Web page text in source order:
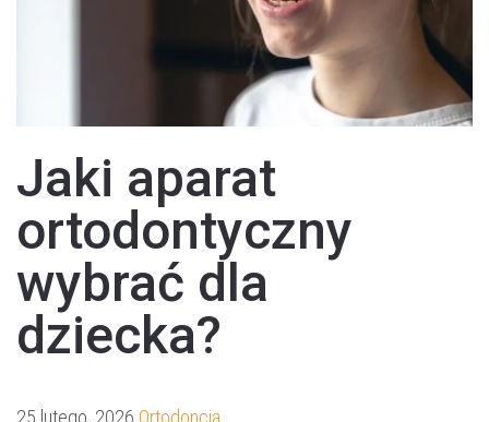
Jaki aparat
ortodontyczny
wybrać dla
dziecka?
25 lutego, 2026 Ortodoncja